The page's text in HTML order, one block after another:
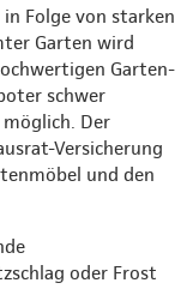
Folge von starken
Garten wird
Garten-
schwer
Der
Versicherung
und den
oder Frost